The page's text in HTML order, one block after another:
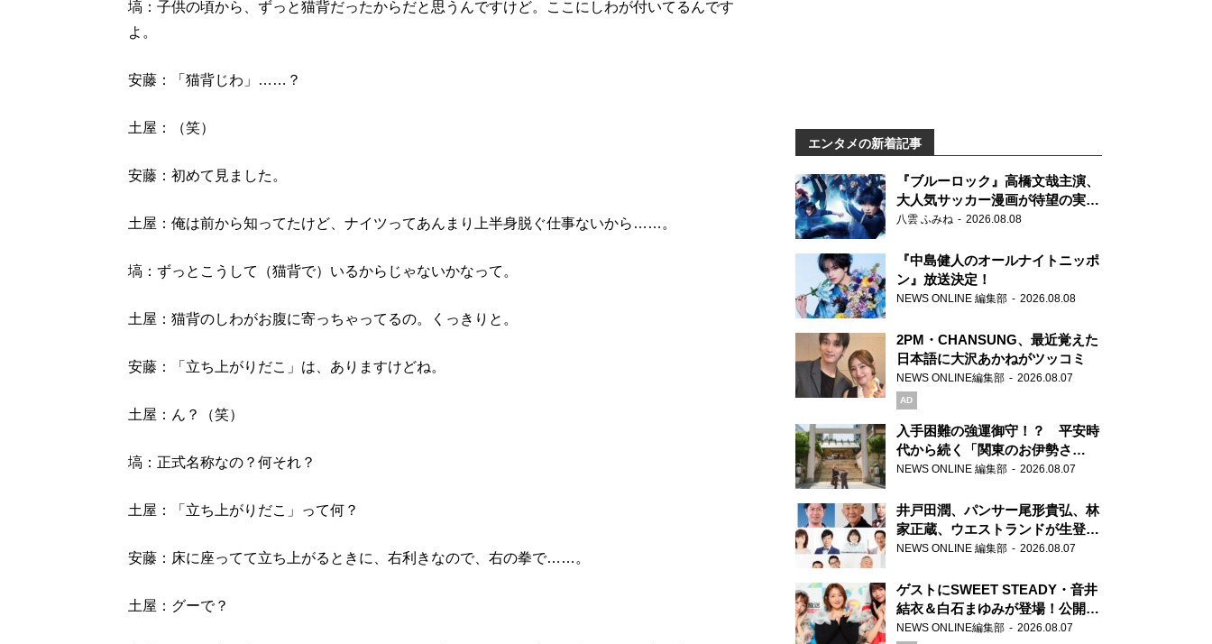
塙：子供の頃から、ずっと猫背だったからだと思うんですけど。ここにしわが付いてるんです
よ。
安藤：「猫背じわ」……？
土屋：（笑）
安藤：初めて見ました。
土屋：俺は前から知ってたけど、ナイツってあんまり上半身脱ぐ仕事ないから……。
塙：ずっとこうして（猫背で）いるからじゃないかなって。
土屋：猫背のしわがお腹に寄っちゃってるの。くっきりと。
安藤：「立ち上がりだこ」は、ありますけどね。
土屋：ん？（笑）
塙：正式名称なの？何それ？
土屋：「立ち上がりだこ」って何？
安藤：床に座ってて立ち上がるときに、右利きなので、右の拳で……。
土屋：グーで？
エンタメの新着記事
『ブルーロック』高橋文哉主演、
大人気サッカー漫画が待望の実写
映画に
八雲 ふみね 2026.08.08
『中島健人のオールナイトニッポ
ン』放送決定！
NEWS ONLINE 編集部 2026.08.08
2PM・CHANSUNG、最近覚えた
日本語に大沢あかねがツッコミ
NEWS ONLINE編集部 2026.08.07
AD
入手困難の強運御守！？ 平安時
代から続く「関東のお伊勢さ
ま」、芝大神宮にてランパンプス
NEWS ONLINE 編集部 2026.08.07
井戸田潤、パンサー尾形貴弘、林
家正蔵、ウエストランドが生登
場！『ラジオビバリー昼ズ』
NEWS ONLINE 編集部 2026.08.07
ゲストにSWEET STEADY・音井
結衣＆白石まゆみが登場！公開収
録で素顔全開！
NEWS ONLINE編集部 2026.08.07